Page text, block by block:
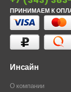
ПРИНИМАЕМ К
Инсайн
О компании